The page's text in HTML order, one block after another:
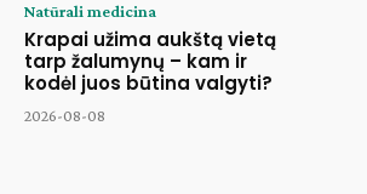
Natūrali medicina
Krapai užima aukštą vietą
tarp žalumynų – kam ir
kodėl juos būtina valgyti?
2026-08-08